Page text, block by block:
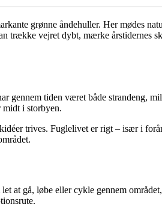
grønne åndehuller. Her mødes
trække vejret dybt, mærke årstidernes
gennem tiden været både strandeng,
midt i storbyen.
trives. Fuglelivet er rigt – især i
gå, løbe eller cykle gennem